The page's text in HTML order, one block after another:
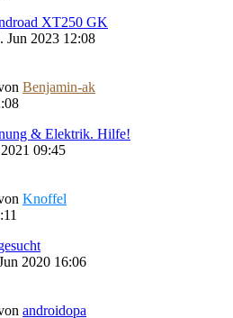
XT250 GK
Jun 2023 12:08
Benjamin-ak
& Elektrik. Hilfe!
09:45
Knoffel
2020 16:06
androidopa